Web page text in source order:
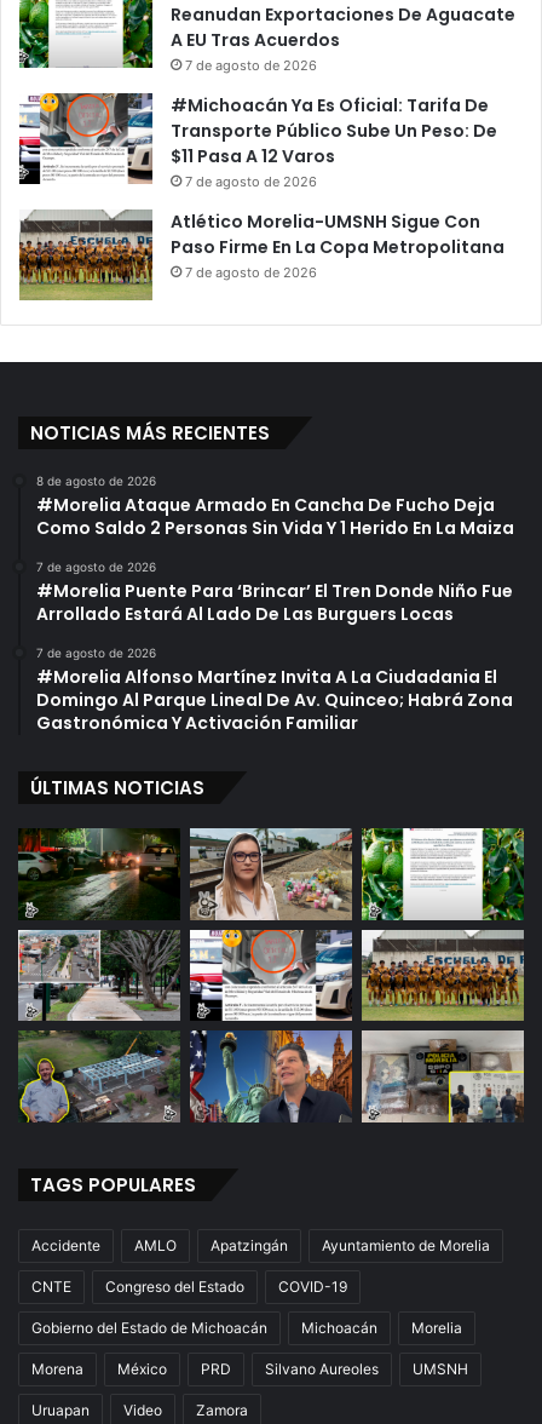
Reanudan Exportaciones De Aguacate
A EU Tras Acuerdos
7 de agosto de 2026
#Michoacán Ya Es Oficial: Tarifa De
Transporte Público Sube Un Peso: De
$11 Pasa A 12 Varos
7 de agosto de 2026
Atlético Morelia-UMSNH Sigue Con
Paso Firme En La Copa Metropolitana
7 de agosto de 2026
NOTICIAS MÁS RECIENTES
8 de agosto de 2026
#Morelia Ataque Armado En Cancha De Fucho Deja
Como Saldo 2 Personas Sin Vida Y 1 Herido En La Maiza
7 de agosto de 2026
#Morelia Puente Para ‘Brincar’ El Tren Donde Niño Fue
Arrollado Estará Al Lado De Las Burguers Locas
7 de agosto de 2026
#Morelia Alfonso Martínez Invita A La Ciudadania El
Domingo Al Parque Lineal De Av. Quinceo; Habrá Zona
Gastronómica Y Activación Familiar
ÚLTIMAS NOTICIAS
TAGS POPULARES
Accidente AMLO Apatzingán Ayuntamiento de Morelia
CNTE Congreso del Estado COVID-19
Gobierno del Estado de Michoacán Michoacán Morelia
Morena México PRD Silvano Aureoles UMSNH
Uruapan Video Zamora